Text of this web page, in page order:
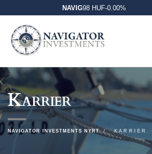
NAVIG98 HUF-0.00%
Karrier
NAVIGATOR INVESTMENTS NYRT. KARRIER